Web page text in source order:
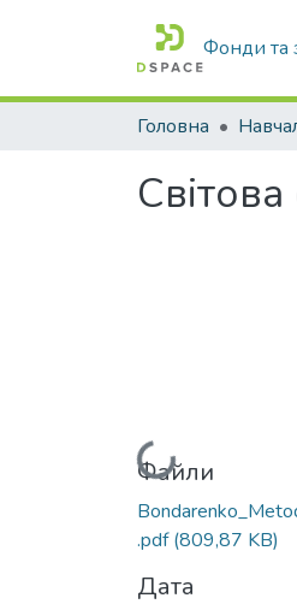
Фонди та
Головна
Вантажиться...
Файли
.pdf(809,87 KB)
Дата